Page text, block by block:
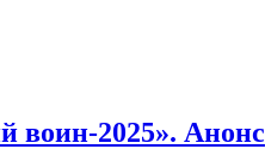
воин-2025». Анонс